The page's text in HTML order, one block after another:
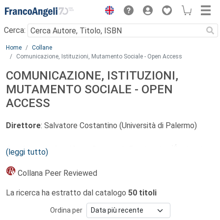
Menu
Cerca:
Main content
Home
Collane
Comunicazione, Istituzioni, Mutamento Sociale - Open Access
COMUNICAZIONE, ISTITUZIONI,
MUTAMENTO SOCIALE - OPEN
ACCESS
Direttore: Salvatore Costantino (Università di Palermo)
Comitato scientifico
Cesareo (Università Cattolica del Sacro Cuore di Milano),
Cognizione, CNR, Roma), Marina D’Amato (Università di
Roma 3), Marcello Fedele (Università di Roma la Sapienza),
(leggi tutto)
Collana Peer Reviewed
La ricerca ha estratto dal catalogo 50 titoli
Ordina per